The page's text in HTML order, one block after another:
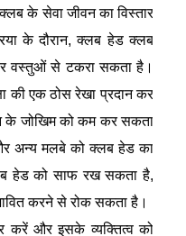
के सेवा जीवन का विस्तार
के दौरान, क्लब हेड क्लब
वस्तुओं से टकरा सकता है।
की एक ठोस रेखा प्रदान कर
जोखिम को कम कर सकता
अन्य मलबे को क्लब हेड का
हेड को साफ रख सकता है,
करने से रोक सकता है।
करें और इसके व्यक्तित्व को